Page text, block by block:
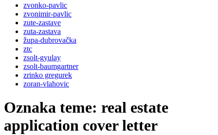
zvonko-pavlic
zvonimir-pavlic
zute-zastave
zuta-zastava
župa-dubrovačka
ztc
zsolt-gyulay
zsolt-baumgartner
zrinko gregurek
zoran-vlahovic
Oznaka teme: real estate
application cover letter